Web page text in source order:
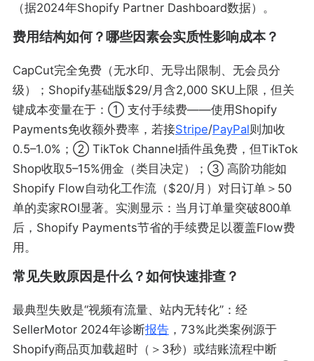
（据2024年Shopify Partner Dashboard数据）。
费用结构如何？哪些因素会实质性影响成本？
CapCut完全免费（无水印、无导出限制、无会员分
级）；Shopify基础版$29/月含2,000 SKU上限，但关
键成本变量在于：① 支付手续费——使用Shopify
Payments免收额外费率，若接Stripe/PayPal则加收
0.5–1.0%；② TikTok Channel插件虽免费，但TikTok
Shop收取5–15%佣金（类目决定）；③ 高阶功能如
Shopify Flow自动化工作流（$20/月）对日订单＞50
单的卖家ROI显著。实测显示：当月订单量突破800单
后，Shopify Payments节省的手续费足以覆盖Flow费
用。
常见失败原因是什么？如何快速排查？
最典型失败是“视频有流量、站内无转化”：经
SellerMotor 2024年诊断报告，73%此类案例源于
Shopify商品页加载超时（＞3秒）或结账流程中断